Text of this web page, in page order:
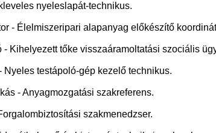
nyeleslapát-technikus.
- Élelmiszeripari alapanyag előkészítő
- Kihelyezett tőke visszaáramoltatási szociális
Nyeles testápoló-gép kezelő technikus.
- Anyagmozgatási szakreferens.
szakmenedzser.